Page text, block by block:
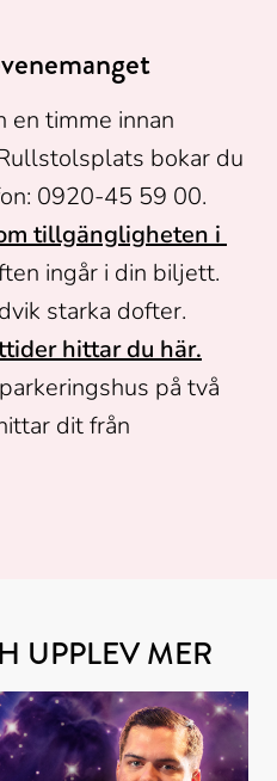
en timme innan
bokar du
tillgängligheten i
ingår i din biljett.
hittar du här.
på två
dit från
UPPLEV MER